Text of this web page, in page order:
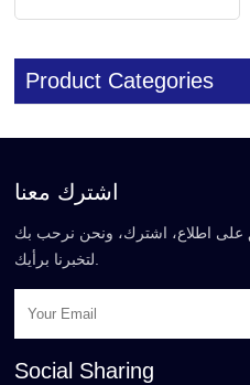
Product Categories
اشترك معنا
على اطلاع، اشترك، ونحن نرحب بك
لتخبرنا برأيك.
Social Sharing